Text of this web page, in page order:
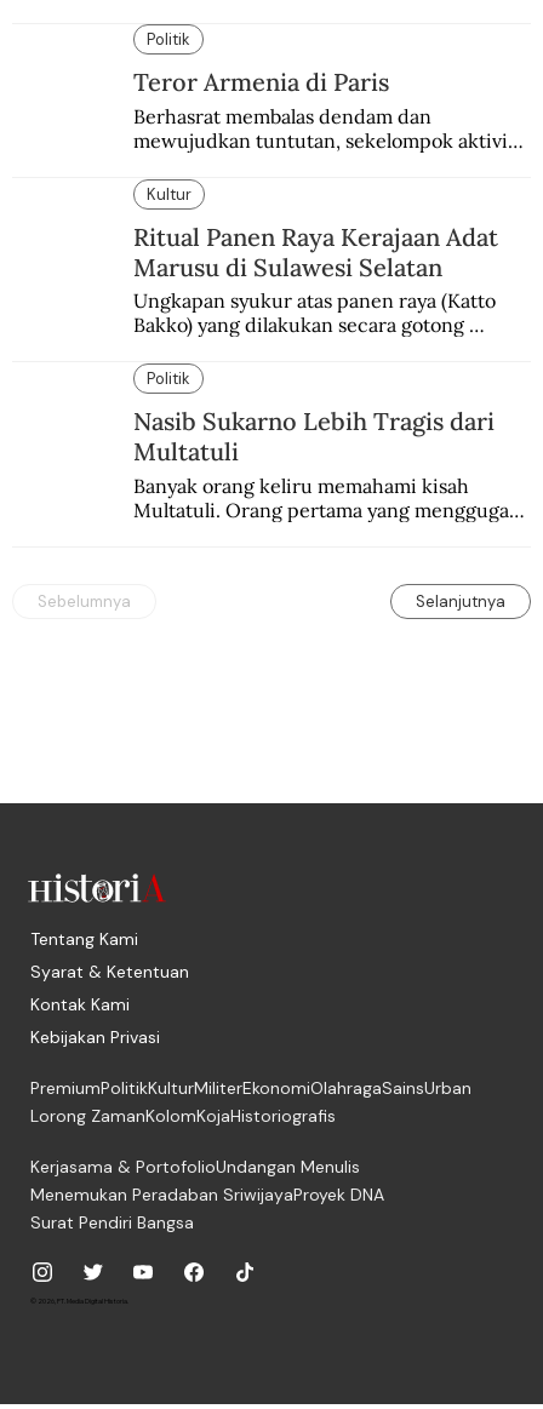
Politik
Teror Armenia di Paris
Berhasrat membalas dendam dan
mewujudkan tuntutan, sekelompok aktivis
Paris.
Kultur
Ritual Panen Raya Kerajaan Adat
Marusu di Sulawesi Selatan
Ungkapan syukur atas panen raya (Katto
Bakko) yang dilakukan secara gotong
Politik
Nasib Sukarno Lebih Tragis dari
Multatuli
Banyak orang keliru memahami kisah
Multatuli. Orang pertama yang menggugat
Sebelumnya Selanjutnya
Tentang Kami
Syarat & Ketentuan
Kontak Kami
Kebijakan Privasi
PremiumPolitikKulturMiliterEkonomiOlahragaSainsUrban
Lorong ZamanKolomKojaHistoriografis
Kerjasama & PortofolioUndangan Menulis
Menemukan Peradaban SriwijayaProyek DNA
Surat Pendiri Bangsa
© 2026, PT. Media Digital Historia.